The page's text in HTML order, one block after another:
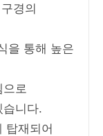
경의
을 통해 높은
로
니다.
탑재되어